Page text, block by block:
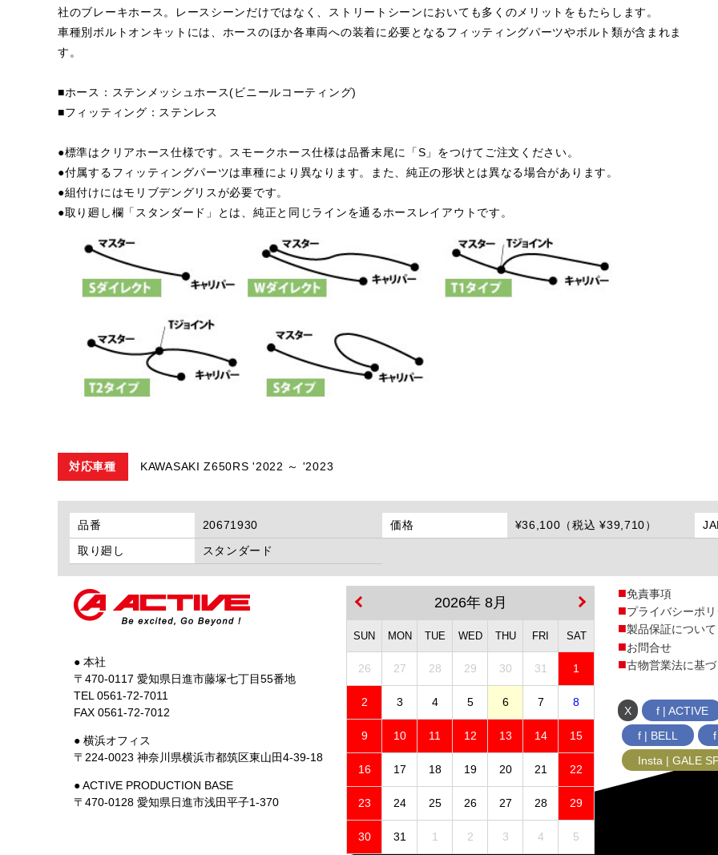
社のブレーキホース。レースシーンだけではなく、ストリートシーンにおいても多くのメリットをもたらします。
車種別ボルトオンキットには、ホースのほか各車両への装着に必要となるフィッティングパーツやボルト類が含まれま
す。
■ホース：ステンメッシュホース(ビニールコーティング)
■フィッティング：ステンレス
●標準はクリアホース仕様です。スモークホース仕様は品番末尾に「S」をつけてご注文ください。
●付属するフィッティングパーツは車種により異なります。また、純正の形状とは異なる場合があります。
●組付けにはモリブデングリスが必要です。
●取り廻し欄「スタンダード」とは、純正と同じラインを通るホースレイアウトです。
対応車種 KAWASAKI Z650RS '2022 ～ '2023
品番 20671930 価格 ¥36,100（税込 ¥39,710）
取り廻し
スタンダード
● 本社
〒470-0117 愛知県日進市藤塚七丁目55番地
TEL 0561-72-7011
FAX 0561-72-7012
● 横浜オフィス
〒224-0023 神奈川県横浜市都筑区東山田4-39-18
● ACTIVE PRODUCTION BASE
〒470-0128 愛知県日進市浅田平子1-370
2026年 8月
SUN MON TUE WED THU FRI SAT
26 27 28 29 30 31 1
2 3 4 5 6 7 8
9 10 11 12 13 14 15
16 17 18 19 20 21 22
23 24 25 26 27 28 29
30 31 1 2 3 4 5
免責事項
プライバシーポ
製品保証について
お問合せ
古物営業法に基
X
f | ACTIVE
f | BELL
Insta | GALE